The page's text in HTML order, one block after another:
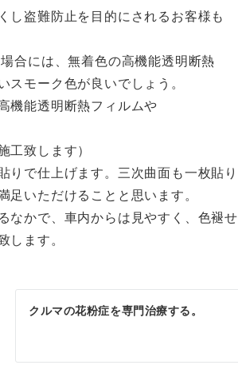
し盗難防止を目的にされるお客様も
合には、無着色の高機能透明断熱
モーク色が良いでしょう。
機能透明断熱フィルムや
工致します）
りで仕上げます。三次曲面も一枚貼り
いただけることと思います。
なかで、車内からは見やすく、色褪せ
します。
クルマの花粉症を専門治療する。